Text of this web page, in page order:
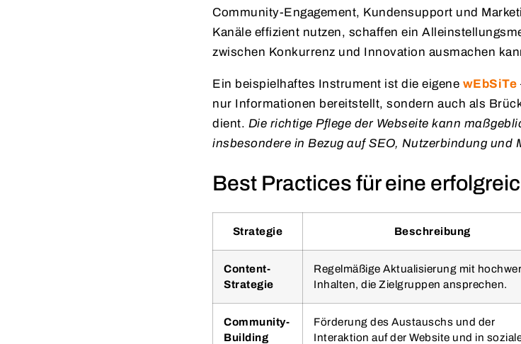
Community-Engagement, Kundensupport und
Kanäle effizient nutzen, schaffen ein
zwischen Konkurrenz und Innovation ausmachen
Ein beispielhaftes Instrument ist die eigene wEbSiTe
nur Informationen bereitstellt, sondern auch als
dient. Die richtige Pflege der Webseite kann
insbesondere in Bezug auf SEO, Nutzerbindung und
Best Practices für eine
Strategie Beschreibung
Content-
Strategie
Regelmäßige Aktualisierung mit
Inhalten, die Zielgruppen ansprechen.
Community-
Building
Förderung des Austauschs und der
Interaktion auf der Website und in